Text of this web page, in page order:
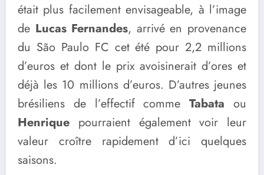
était plus facilement envisageable, à l’image
de Lucas Fernandes, arrivé en provenance
du São Paulo FC cet été pour 2,2 millions
d’euros et dont le prix avoisinerait d’ores et
déjà les 10 millions d’euros. D’autres jeunes
brésiliens de l’effectif commeTabataou
Henrique pourraient également voir leur
valeur croître rapidement d’ici quelques
saisons.